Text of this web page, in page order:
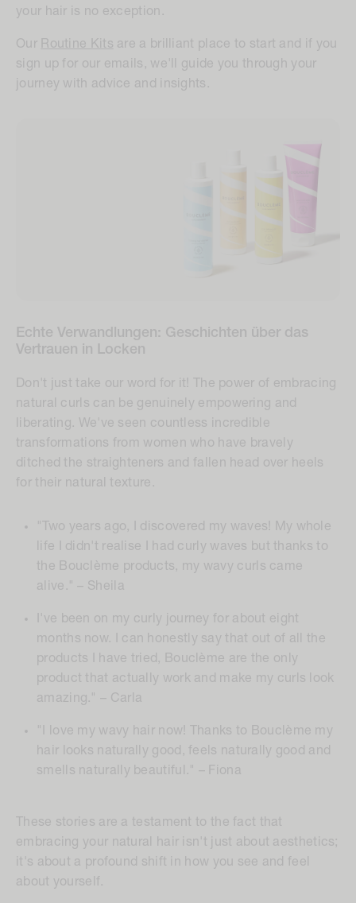
your hair is no exception.
Our Routine Kits are a brilliant place to start and if you
sign up for our emails, we'll guide you through your
journey with advice and insights.
Echte Verwandlungen: Geschichten über das
Vertrauen in Locken
Don't just take our word for it! The power of embracing
natural curls can be genuinely empowering and
liberating. We've seen countless incredible
transformations from women who have bravely
ditched the straighteners and fallen head over heels
for their natural texture.
"Two years ago, I discovered my waves! My whole
life I didn't realise I had curly waves but thanks to
the Bouclème products, my wavy curls came
alive." – Sheila
I've been on my curly journey for about eight
months now. I can honestly say that out of all the
products I have tried, Bouclème are the only
product that actually work and make my curls look
amazing." – Carla
"I love my wavy hair now! Thanks to Bouclème my
hair looks naturally good, feels naturally good and
smells naturally beautiful." – Fiona
These stories are a testament to the fact that
embracing your natural hair isn't just about aesthetics;
it's about a profound shift in how you see and feel
about yourself.